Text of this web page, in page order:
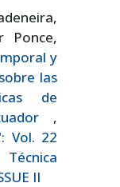
Ponce,
y
las
de
,
Vol. 22
II